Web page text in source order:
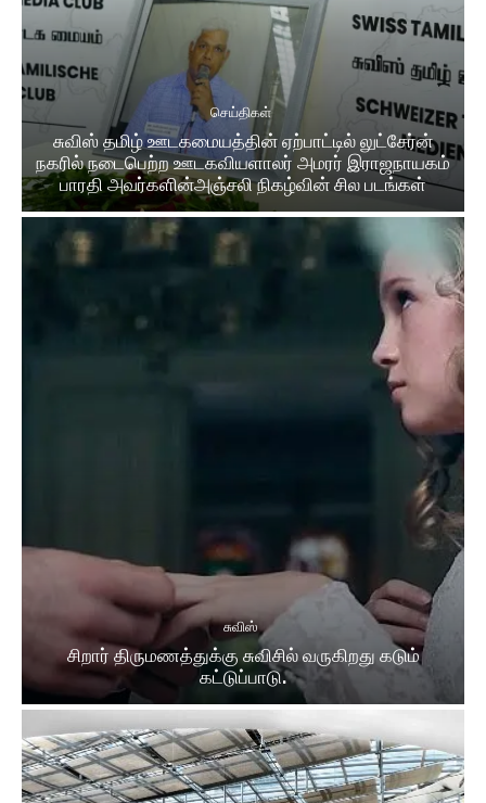
செய்திகள்
சுவிஸ் தமிழ் ஊடகமையத்தின் ஏற்பாட்டில் லுட்சேர்ன்
நகரில் நடைபெற்ற ஊடகவியளாலர் அமரர் இராஜநாயகம்
பாரதி அவர்களின்அஞ்சலி நிகழ்வின் சில படங்கள்
சுவிஸ்
சிறார் திருமணத்துக்கு சுவிசில் வருகிறது கடும்
கட்டுப்பாடு.